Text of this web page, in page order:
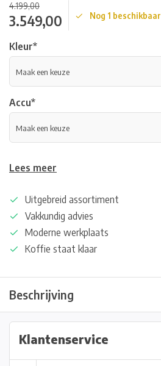
4.199,00
3.549,00 Nog 1 beschikbaar
Kleur*
Accu*
Lees meer
Uitgebreid assortiment
Vakkundig advies
Moderne werkplaats
Koffie staat klaar
Beschrijving
Klantenservice